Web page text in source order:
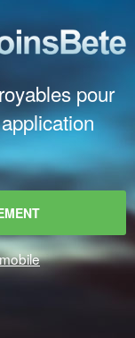
pour